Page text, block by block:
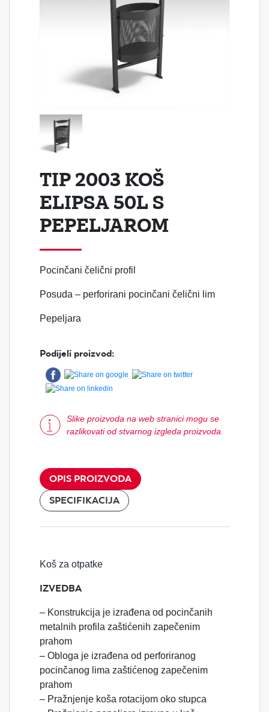
TIP 2003 KOŠ
ELIPSA 50L S
PEPELJAROM
Pocinčani čelični profil
Posuda – perforirani pocinčani čelični lim
Pepeljara
Podijeli proizvod:
Slike proizvoda na web stranici mogu se
razlikovati od stvarnog izgleda proizvoda.
OPIS PROIZVODA
SPECIFIKACIJA
Koš za otpatke
IZVEDBA
– Konstrukcija je izrađena od pocinčanih
metalnih profila zaštićenih zapečenim
prahom
– Obloga je izrađena od perforiranog
pocinčanog lima zaštićenog zapečenim
prahom
– Pražnjenje koša rotacijom oko stupca